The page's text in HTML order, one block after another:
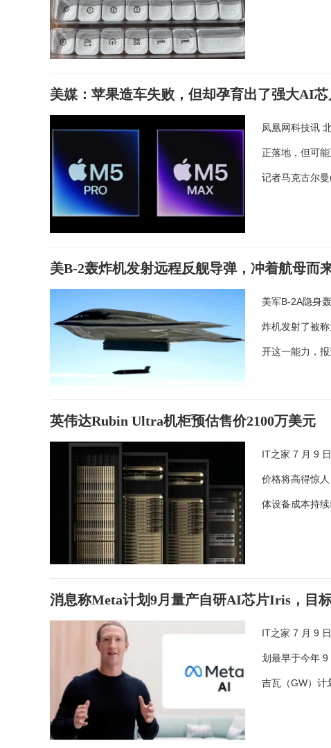
美媒：苹果造车失败，但却孕育出了强大AI芯
凤凰网科技讯
正落地，但可
记者马克古尔
美B-2轰炸机发射远程反舰导弹，冲着航母而
美军B-2A隐身
炸机发射了被
开这一能力，
英伟达Rubin Ultra机柜预估售价2100万美元
IT之家 7 月 9
价格将高得惊
体设备成本持
消息称Meta计划9月量产自研AI芯片Iris，目
IT之家 7 月 9
划最早于今年
吉瓦（GW）计